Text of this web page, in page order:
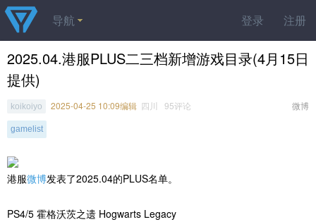
登录 注册
导航
2025.04.港服PLUS二三档新增游戏目录(4月15日
提供)
微博
koikoiyo 2025-04-25 10:09编辑 四川 95评论
gamelist
港服微博发表了2025.04的PLUS名单。
PS4/5 霍格沃茨之遗 Hogwarts Legacy